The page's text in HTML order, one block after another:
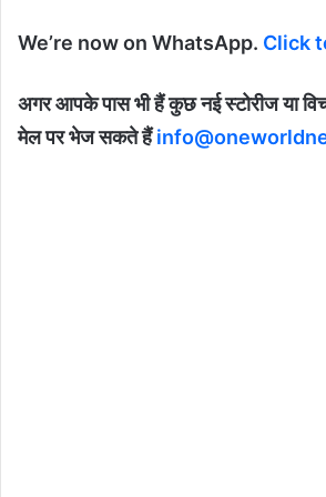
We’re now on WhatsApp. Click
अगर आपके पास भी हैं कुछ नई स्टोरीज या
मेल पर भेज सकते हैं